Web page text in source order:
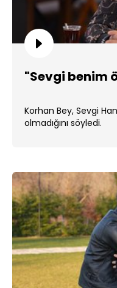
"Sevgi benim
Korhan Bey, Sevgi
olmadığını söyledi.